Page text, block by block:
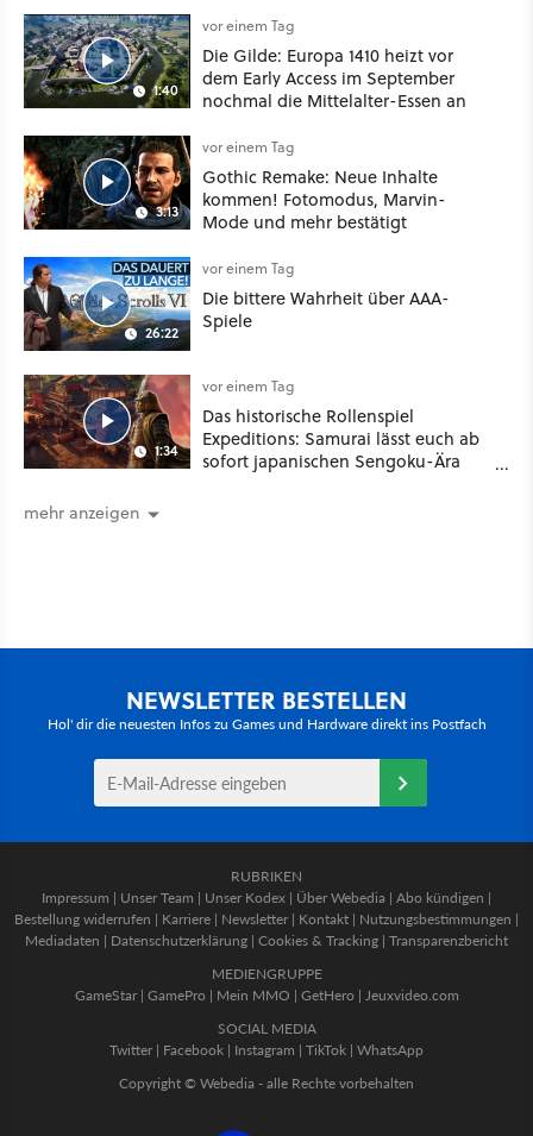
Klasse
1:40
vor einem Tag
Die Gilde: Europa 1410 heizt vor
dem Early Access im September
nochmal die Mittelalter-Essen an
3:13
vor einem Tag
Gothic Remake: Neue Inhalte
kommen! Fotomodus, Marvin-
Mode und mehr bestätigt
26:22
vor einem Tag
Die bittere Wahrheit über AAA-
Spiele
1:34
vor einem Tag
Das historische Rollenspiel
Expeditions: Samurai lässt euch ab
sofort japanischen Sengoku-Ära
mehr anzeigen
NEWSLETTER BESTELLEN
Hol' dir die neuesten Infos zu Games und Hardware direkt ins Postfach
RUBRIKEN
Impressum | Unser Team | Unser Kodex | Über Webedia | Abo kündigen |
Bestellung widerrufen | Karriere | Newsletter | Kontakt | Nutzungsbestimmungen |
Mediadaten | Datenschutzerklärung | Cookies & Tracking | Transparenzbericht
MEDIENGRUPPE
GameStar| GamePro | Mein MMO | GetHero | Jeuxvideo.com
SOCIAL MEDIA
Twitter | Facebook | Instagram | TikTok | WhatsApp
Copyright © Webedia - alle Rechte vorbehalten